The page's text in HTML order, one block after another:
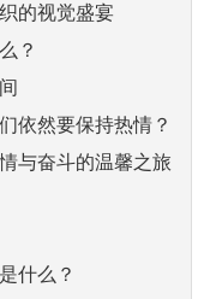
的视觉盛宴
？
依然要保持热情？
与奋斗的温馨之旅
什么？